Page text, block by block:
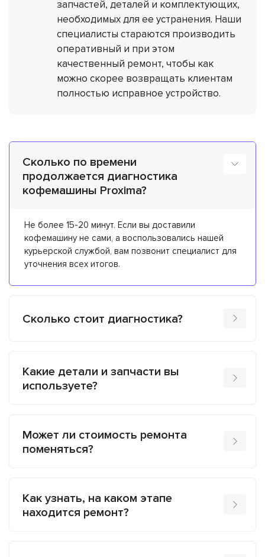
запчастей, деталей и комплектующих,
необходимых для ее устранения. Наши
специалисты стараются производить
оперативный и при этом
качественный ремонт, чтобы как
можно скорее возвращать клиентам
полностью исправное устройство.
Сколько по времени
продолжается диагностика
кофемашины Proxima?
Не более 15-20 минут. Если вы доставили
кофемашину не сами, а воспользовались нашей
курьерской службой, вам позвонит специалист для
уточнения всех итогов.
Сколько стоит диагностика?
Какие детали и запчасти вы
используете?
Может ли стоимость ремонта
поменяться?
Как узнать, на каком этапе
находится ремонт?